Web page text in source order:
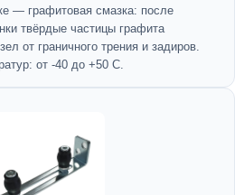
— графитовая смазка: после
твёрдые частицы графита
от граничного трения и задиров.
от -40 до +50 С.